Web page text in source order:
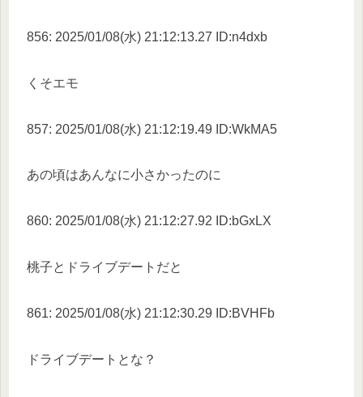
856: 2025/01/08(水) 21:12:13.27 ID:n4dxb
くそエモ
857: 2025/01/08(水) 21:12:19.49 ID:WkMA5
あの頃はあんなに小さかったのに
860: 2025/01/08(水) 21:12:27.92 ID:bGxLX
桃子とドライブデートだと
861: 2025/01/08(水) 21:12:30.29 ID:BVHFb
ドライブデートとな？